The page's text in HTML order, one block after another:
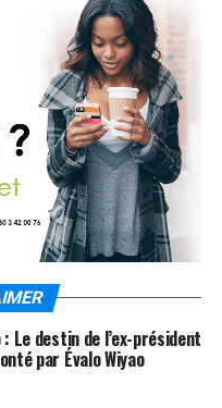
Le destin de l’ex-président
par Évalo Wiyao